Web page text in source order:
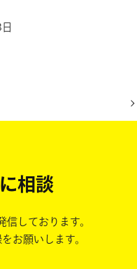
相談
しております。
お願いします。